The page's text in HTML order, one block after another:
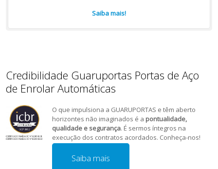
Saiba mais!
Credibilidade Guaruportas Portas de Aço
de Enrolar Automáticas
O que impulsiona a GUARUPORTAS e têm aberto
horizontes não imaginados é a pontualidade,
qualidade e segurança. É sermos íntegros na
execução dos contratos acordados. Conheça-nos!
Saiba mais